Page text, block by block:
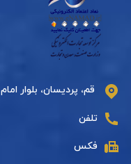
قم، پردیسان، بلوار
تلفن
فکس